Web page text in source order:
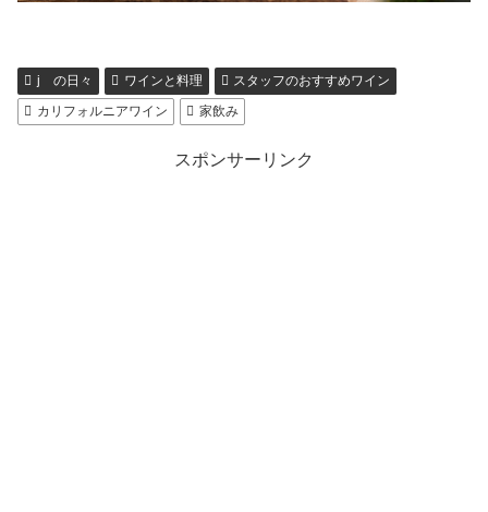
j の日々 ワインと料理
スタッフのおすすめワイン
カリフォルニアワイン
家飲み
スポンサーリンク